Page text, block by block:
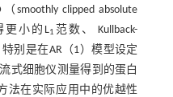
smoothly clipped absolute
更小的L1 范数、 Kullback-
特别是在AR（1）模型设定
式细胞仪测量得到的蛋白
法在实际应用中的优越性